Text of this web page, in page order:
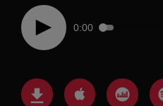
0:00